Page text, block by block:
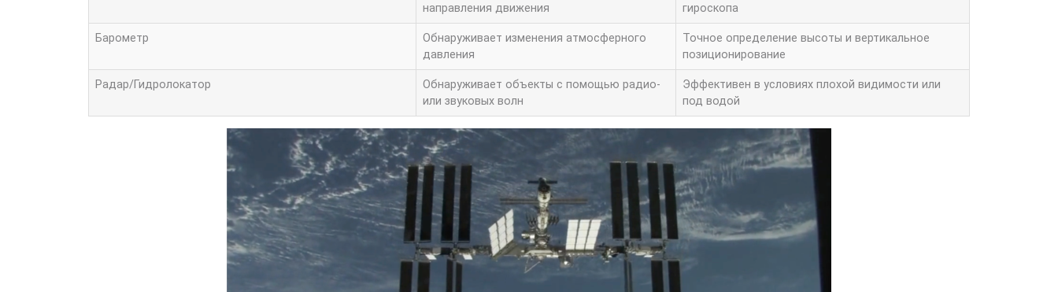
направления движения
гироскопа
Барометр
Обнаруживает изменения атмосферного
давления
Точное определение высоты и вертикальное
позиционирование
Радар/Гидролокатор
Обнаруживает объекты с помощью радио-
или звуковых волн
Эффективен в условиях плохой видимости или
под водой